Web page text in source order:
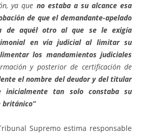
ya que no estaba a su alcance esa
de que el demandante-apelado
de aquél otro al que se le exigía
en vía judicial al limitar su
los mandamientos judiciales
y posterior de certificación de
el nombre del deudor y del titular
tan solo constaba su
británico”
Supremo estima responsable